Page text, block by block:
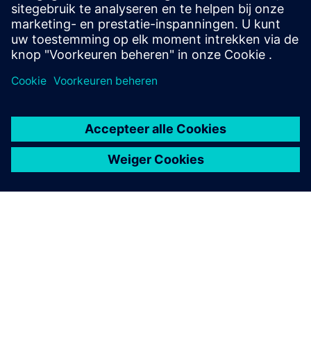
Vereisten
Siemens Industrial Edge-apparaat geïnstalleerd in het
machinenetwerk met de plus10-app
PLC's: PLC's uit de S7-1200/1500-familie of andere PLC's
met een krachtige OPC UA-server aan boord
TIA PLC-alarmen die worden gebruikt om HMI-
gebeurtenissen te verhogen